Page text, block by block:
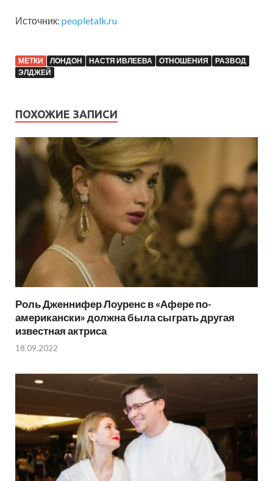
Источник: peopletalk.ru
МЕТКИ ЛОНДОН НАСТЯ ИВЛЕЕВА ОТНОШЕНИЯ
РАЗВОД
ЭЛДЖЕЙ
ПОХОЖИЕ ЗАПИСИ
Роль Дженнифер Лоуренс в «Афере по-
американски» должна была сыграть другая
известная актриса
18.09.2022